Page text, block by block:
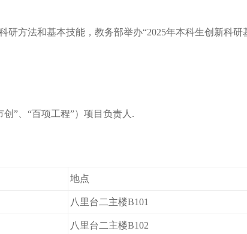
研方法和基本技能，教务部举办“2025年本科生创新科研
创”、“百项工程”）项目负责人.
地点
八里台二主楼B101
八里台二主楼B102